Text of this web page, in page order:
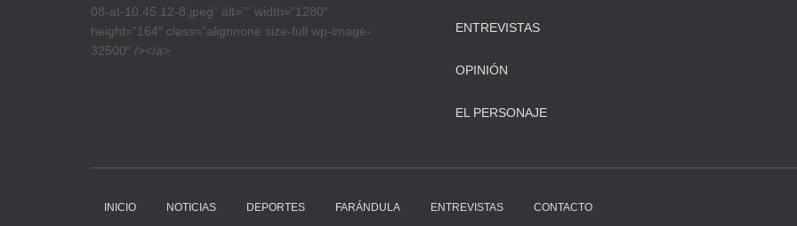
08-at-10.45.12-8.jpeg” alt=”” width=”1280″
height=”164″ class=”alignnone size-full wp-image-
32500″ /></a>
ENTREVISTAS
OPINIÓN
EL PERSONAJE
INICIO NOTICIAS DEPORTES FARÁNDULA ENTREVISTAS CONTACTO